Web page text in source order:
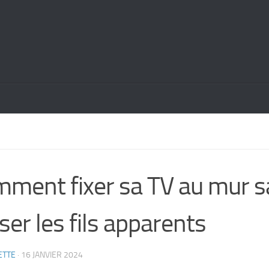
fixer sa TV au mur
les fils apparents
· 16 JANVIER 2024